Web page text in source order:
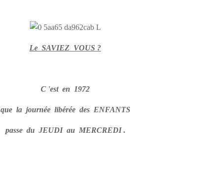
Le SAVIEZ VOUS ?
C 'est en 1972
que la journée libérée des ENFANTS
passe du JEUDI au MERCREDI .